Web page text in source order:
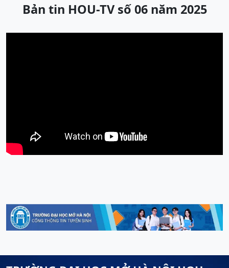
Bản tin HOU-TV số 06 năm 2025